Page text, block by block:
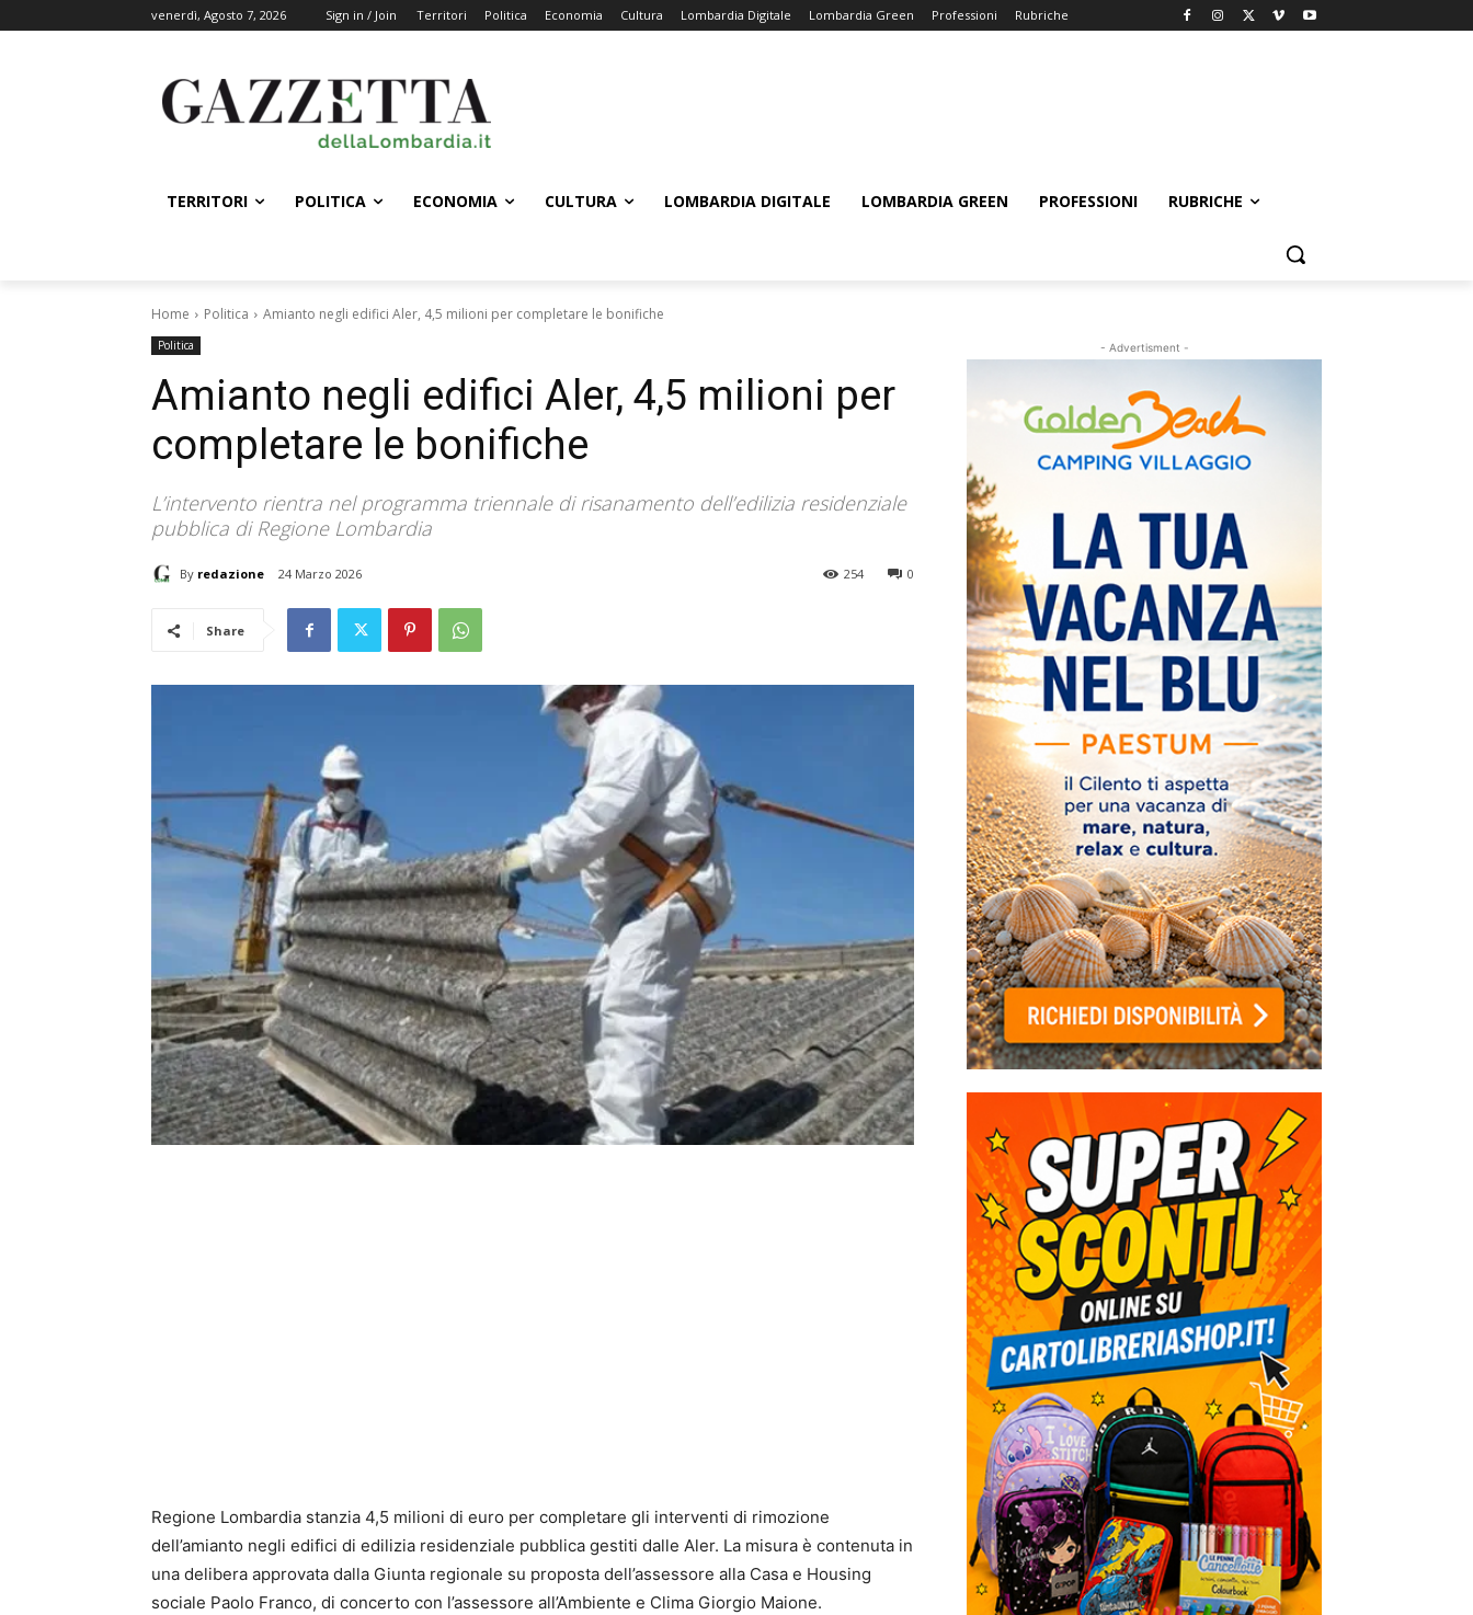
venerdì, Agosto 7, 2026 Sign in / Join Territori Politica Economia Cultura Lombardia Digitale Lombardia Green Professioni Rubriche
TERRITORI POLITICA ECONOMIA CULTURA LOMBARDIA DIGITALE LOMBARDIA GREEN PROFESSIONI RUBRICHE
Home Politica Amianto negli edifici Aler, 4,5 milioni per completare le bonifiche
Politica
Amianto negli edifici Aler, 4,5 milioni per
completare le bonifiche
L’intervento rientra nel programma triennale di risanamento dell’edilizia residenziale
pubblica di Regione Lombardia
By redazione 24 Marzo 2026 0
254
Share
Regione Lombardia stanzia 4,5 milioni di euro per completare gli interventi di rimozione
dell’amianto negli edifici di edilizia residenziale pubblica gestiti dalle Aler. La misura è contenuta in
una delibera approvata dalla Giunta regionale su proposta dell’assessore alla Casa e Housing
sociale Paolo Franco, di concerto con l’assessore all’Ambiente e Clima Giorgio Maione.
- Advertisment -